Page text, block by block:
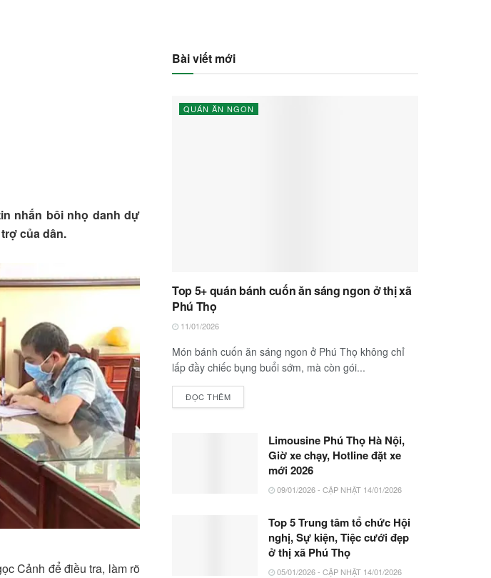
nhắn bôi nhọ danh dự
của dân.
Cảnh để điều tra, làm rõ
Bài viết mới
QUÁN ĂN NGON
Top 5+ quán bánh cuốn ăn sáng ngon ở thị xã
Phú Thọ
11/01/2026
Món bánh cuốn ăn sáng ngon ở Phú Thọ không chỉ
lấp đầy chiếc bụng buổi sớm, mà còn gói...
ĐỌC THÊM
Limousine Phú Thọ Hà Nội,
Giờ xe chạy, Hotline đặt xe
mới 2026
09/01/2026 - CẬP NHẬT 14/01/2026
Top 5 Trung tâm tổ chức Hội
nghị, Sự kiện, Tiệc cưới đẹp
ở thị xã Phú Thọ
05/01/2026 - CẬP NHẬT 14/01/2026